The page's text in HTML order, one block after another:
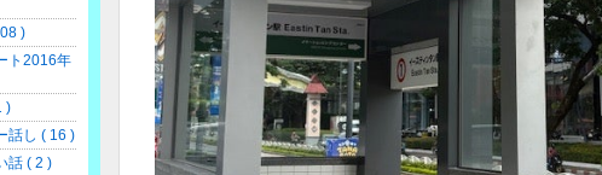
)
ト2016年
)
話し ( 16 )
話 ( 2 )